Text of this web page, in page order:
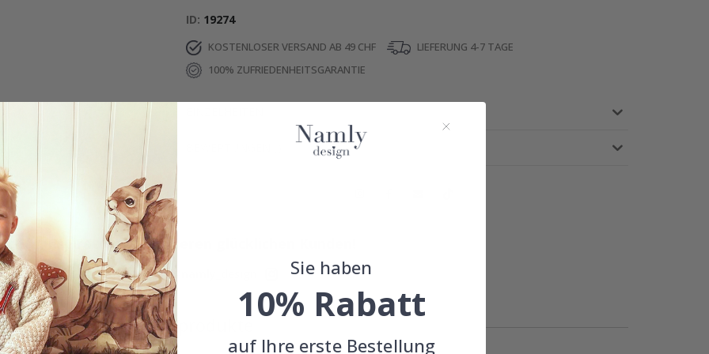
ID 19274
KOSTENLOSER VERSAND AB 49 CHF
LIEFERUNG 4-7 TAGE
100% ZUFRIEDENHEITSGARANTIE
Inspiration von unseren glücklichen Kunden!
Teile dein Bild mit #namly_design
Ähnliche produkte
Sie haben
10% Rabatt
auf Ihre erste Bestellung